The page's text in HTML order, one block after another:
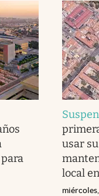
usar
local